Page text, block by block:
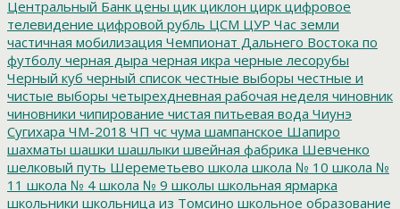
Центральный Банк цены цик циклон цирк цифровое
телевидение цифровой рубль ЦСМ ЦУР Час земли
частичная мобилизация Чемпионат Дальнего Востока по
футболу черная дыра черная икра черные лесорубы
Черный куб черный список честные выборы честные и
чистые выборы четырехдневная рабочая неделя чиновник
чиновники чипирование чистая питьевая вода Чиунэ
Сугихара ЧМ-2018 ЧП чс чума шампанское Шапиро
шахматы шашки шашлыки швейная фабрика Шевченко
шелковый путь Шереметьево школа школа № 10 школа №
11 школа № 4 школа № 9 школы школьная ярмарка
школьники школьница из Томсино школьное образование